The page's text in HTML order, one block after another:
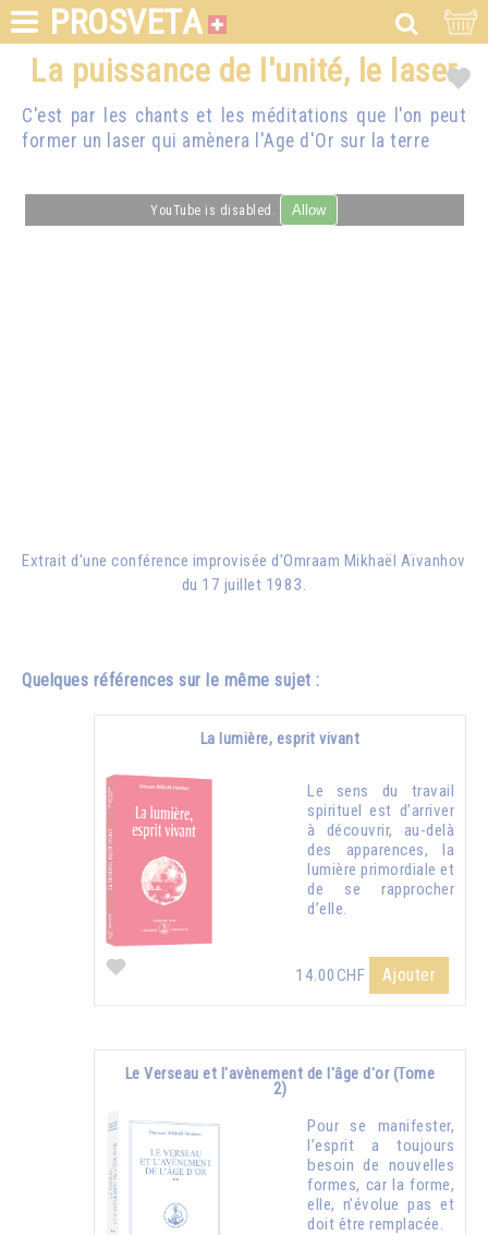
PROSVETA
La puissance de l'unité, le laser
C'est par les chants et les méditations que l'on peut
former un laser qui amènera l'Age d'Or sur la terre
YouTube is disabled. Allow
Extrait d'une conférence improvisée d'Omraam Mikhaël Aïvanhov
du 17 juillet 1983.
Quelques références sur le même sujet :
La lumière, esprit vivant
Le sens du travail
spirituel est d’arriver
à découvrir, au-delà
des apparences, la
lumière primordiale et
de se rapprocher
d’elle.
14.00CHF Ajouter
Le Verseau et l'avènement de l'âge d'or (Tome
2)
Pour se manifester,
l’esprit a toujours
besoin de nouvelles
formes, car la forme,
elle, n’évolue pas et
doit être remplacée.